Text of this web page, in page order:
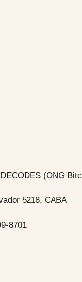
(ONG
5218, CABA
8701